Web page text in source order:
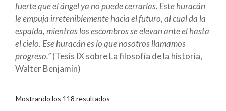
fuerte que el ángel ya no puede cerrarlas. Este huracán
le empuja irreteniblemente hacia el futuro, al cual da la
espalda, mientras los escombros se elevan ante el hasta
el cielo. Ese huracán es lo que nosotros llamamos
progreso.”(Tesis IX sobre La filosofía de la historia,
Walter Benjamin)
Mostrando los 118 resultados